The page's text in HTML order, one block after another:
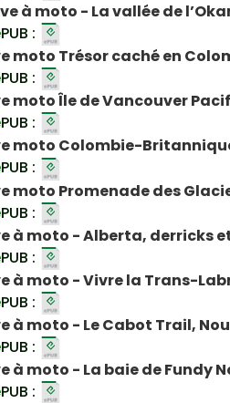
à moto - La vallée de
PUB :
moto Trésor caché en
PUB :
moto Île de Vancouver
PUB :
moto Colombie-
PUB :
moto Promenade des
PUB :
à moto - Alberta, derricks
PUB :
à moto - Vivre la Trans-
PUB :
à moto - Le Cabot Trail,
PUB :
à moto - La baie de Fundy
PUB :